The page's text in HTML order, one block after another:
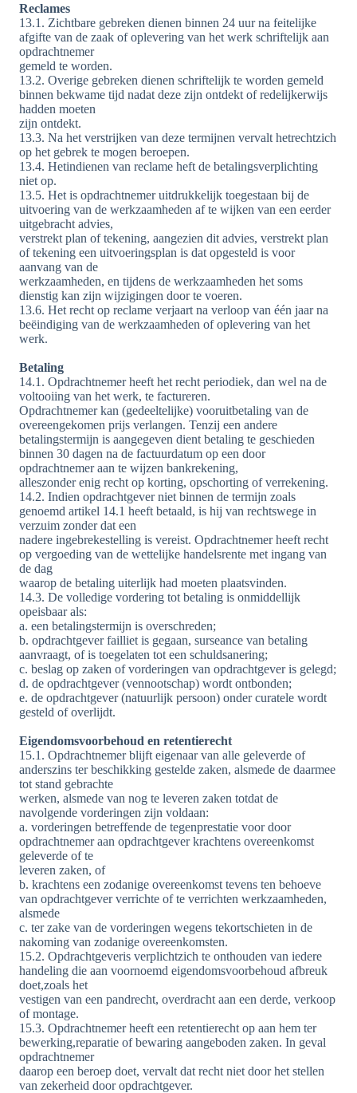
Reclames
13.1. Zichtbare gebreken dienen binnen 24 uur na feitelijke
afgifte van de zaak of oplevering van het werk schriftelijk aan
opdrachtnemer
gemeld te worden.
13.2. Overige gebreken dienen schriftelijk te worden gemeld
binnen bekwame tijd nadat deze zijn ontdekt of redelijkerwijs
hadden moeten
zijn ontdekt.
13.3. Na het verstrijken van deze termijnen vervalt hetrechtzich
op het gebrek te mogen beroepen.
13.4. Hetindienen van reclame heft de betalingsverplichting
niet op.
13.5. Het is opdrachtnemer uitdrukkelijk toegestaan bij de
uitvoering van de werkzaamheden af te wijken van een eerder
uitgebracht advies,
verstrekt plan of tekening, aangezien dit advies, verstrekt plan
of tekening een uitvoeringsplan is dat opgesteld is voor
aanvang van de
werkzaamheden, en tijdens de werkzaamheden het soms
dienstig kan zijn wijzigingen door te voeren.
13.6. Het recht op reclame verjaart na verloop van één jaar na
beëindiging van de werkzaamheden of oplevering van het
werk.
Betaling
14.1. Opdrachtnemer heeft het recht periodiek, dan wel na de
voltooiing van het werk, te factureren.
Opdrachtnemer kan (gedeeltelijke) vooruitbetaling van de
overeengekomen prijs verlangen. Tenzij een andere
betalingstermijn is aangegeven dient betaling te geschieden
binnen 30 dagen na de factuurdatum op een door
opdrachtnemer aan te wijzen bankrekening,
alleszonder enig recht op korting, opschorting of verrekening.
14.2. Indien opdrachtgever niet binnen de termijn zoals
genoemd artikel 14.1 heeft betaald, is hij van rechtswege in
verzuim zonder dat een
nadere ingebrekestelling is vereist. Opdrachtnemer heeft recht
op vergoeding van de wettelijke handelsrente met ingang van
de dag
waarop de betaling uiterlijk had moeten plaatsvinden.
14.3. De volledige vordering tot betaling is onmiddellijk
opeisbaar als:
a. een betalingstermijn is overschreden;
b. opdrachtgever failliet is gegaan, surseance van betaling
aanvraagt, of is toegelaten tot een schuldsanering;
c. beslag op zaken of vorderingen van opdrachtgever is gelegd;
d. de opdrachtgever (vennootschap) wordt ontbonden;
e. de opdrachtgever (natuurlijk persoon) onder curatele wordt
gesteld of overlijdt.
Eigendomsvoorbehoud en retentierecht
15.1. Opdrachtnemer blijft eigenaar van alle geleverde of
anderszins ter beschikking gestelde zaken, alsmede de daarmee
tot stand gebrachte
werken, alsmede van nog te leveren zaken totdat de
navolgende vorderingen zijn voldaan:
a. vorderingen betreffende de tegenprestatie voor door
opdrachtnemer aan opdrachtgever krachtens overeenkomst
geleverde of te
leveren zaken, of
b. krachtens een zodanige overeenkomst tevens ten behoeve
van opdrachtgever verrichte of te verrichten werkzaamheden,
alsmede
c. ter zake van de vorderingen wegens tekortschieten in de
nakoming van zodanige overeenkomsten.
15.2. Opdrachtgeveris verplichtzich te onthouden van iedere
handeling die aan voornoemd eigendomsvoorbehoud afbreuk
doet,zoals het
vestigen van een pandrecht, overdracht aan een derde, verkoop
of montage.
15.3. Opdrachtnemer heeft een retentierecht op aan hem ter
bewerking,reparatie of bewaring aangeboden zaken. In geval
opdrachtnemer
daarop een beroep doet, vervalt dat recht niet door het stellen
van zekerheid door opdrachtgever.